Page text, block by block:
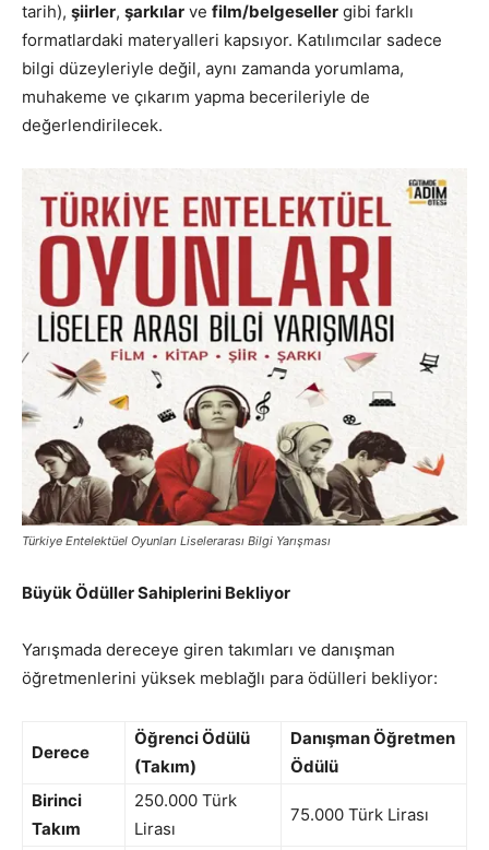
tarih), şiirler, şarkılar ve film/belgeseller gibi farklı
formatlardaki materyalleri kapsıyor. Katılımcılar sadece
bilgi düzeyleriyle değil, aynı zamanda yorumlama,
muhakeme ve çıkarım yapma becerileriyle de
değerlendirilecek.
Türkiye Entelektüel Oyunları Liselerarası Bilgi Yarışması
Büyük Ödüller Sahiplerini Bekliyor
Yarışmada dereceye giren takımları ve danışman
öğretmenlerini yüksek meblağlı para ödülleri bekliyor:
Derece
Öğrenci Ödülü
(Takım)
Danışman Öğretmen
Ödülü
Birinci
Takım
250.000 Türk
Lirası
75.000 Türk Lirası